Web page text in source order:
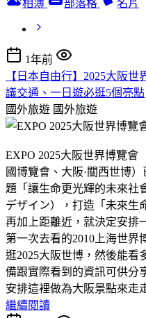
相簿 部落格 名片
1年前
【日本自由行】2025大阪
議交通、一日遊必逛5個亮點
國外旅遊 國外旅遊
EXPO 2025大阪世界博覽會
國博覽會、大阪·關西世博
題「讓生命更光輝的未來社
デザイン），打造「未來生
再加上距離近，就決定安排
第一次去看的2010上海世界
逛2025大阪世博，然後能看
備跟實際看到的資訊可供分
安排這裡做為大阪景點來走
繼續閱讀